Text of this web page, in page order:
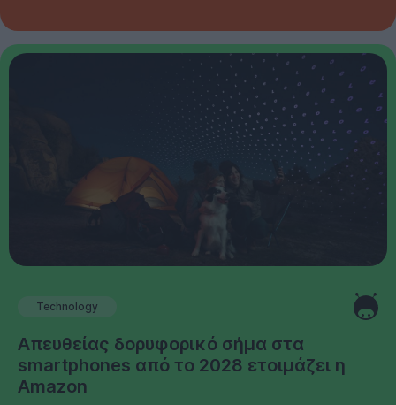
Technology
Απευθείας δορυφορικό σήμα στα
smartphones από το 2028 ετοιμάζει η
Amazon